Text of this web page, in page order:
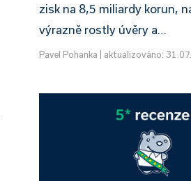
zisk na 8,5 miliardy korun,
výrazně rostly úvěry a…
Pavel Pohanka aktualizováno: